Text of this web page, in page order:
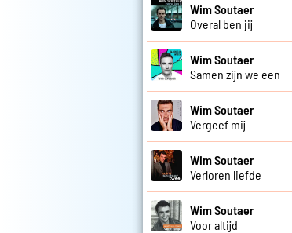
Wim Soutaer
Overal ben jij
Wim Soutaer
Samen zijn we een
Wim Soutaer
Vergeef mij
Wim Soutaer
Verloren liefde
Wim Soutaer
Voor altijd